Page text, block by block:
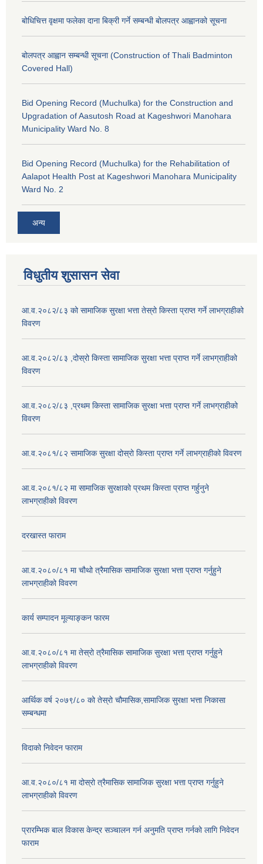
बोधिचित्त वृक्षमा फलेका दाना बिक्री गर्ने सम्बन्धी बोलपत्र आह्वानको सूचना
बोलपत्र आह्वान सम्बन्धी सूचना (Construction of Thali Badminton
Covered Hall)
Bid Opening Record (Muchulka) for the Construction and
Upgradation of Aasutosh Road at Kageshwori Manohara
Municipality Ward No. 8
Bid Opening Record (Muchulka) for the Rehabilitation of
Aalapot Health Post at Kageshwori Manohara Municipality
Ward No. 2
अन्य
विधुतीय शुसासन सेवा
आ.व.२०८२/८३ को सामाजिक सुरक्षा भत्ता तेस्रो किस्ता प्राप्त गर्ने लाभग्राहीको
विवरण
आ.व.२०८२/८३ ,दोस्रो किस्ता सामाजिक सुरक्षा भत्ता प्राप्त गर्ने लाभग्राहीको
विवरण
आ.व.२०८२/८३ ,प्रथम किस्ता सामाजिक सुरक्षा भत्ता प्राप्त गर्ने लाभग्राहीको
विवरण
आ.व.२०८१/८२ सामाजिक सुरक्षा दोस्रो किस्ता प्राप्त गर्ने लाभग्राहीको विवरण
आ.व.२०८१/८२ मा सामाजिक सुरक्षाको प्रथम किस्ता प्राप्त गर्हुनुने
लाभग्राहीको विवरण
दरखास्त फाराम
आ.व.२०८०/८१ मा चौथो त्रैमासिक सामाजिक सुरक्षा भत्ता प्राप्त गर्नुहुने
लाभग्राहीको विवरण
कार्य सम्पादन मूल्याङ्कन फारम
आ.व.२०८०/८१ मा तेस्रो त्रैमासिक सामाजिक सुरक्षा भत्ता प्राप्त गर्नुहुने
लाभग्राहीको विवरण
आर्थिक वर्ष २०७९/८० को तेस्रो चौमासिक,सामाजिक सुरक्षा भत्ता निकासा
सम्बन्धमा
विदाको निवेदन फाराम
आ.व.२०८०/८१ मा दोस्रो त्रैमासिक सामाजिक सुरक्षा भत्ता प्राप्त गर्नुहुने
लाभग्राहीको विवरण
प्रारम्भिक बाल विकास केन्द्र सञ्चालन गर्न अनुमति प्राप्त गर्नको लागि निवेदन
फाराम